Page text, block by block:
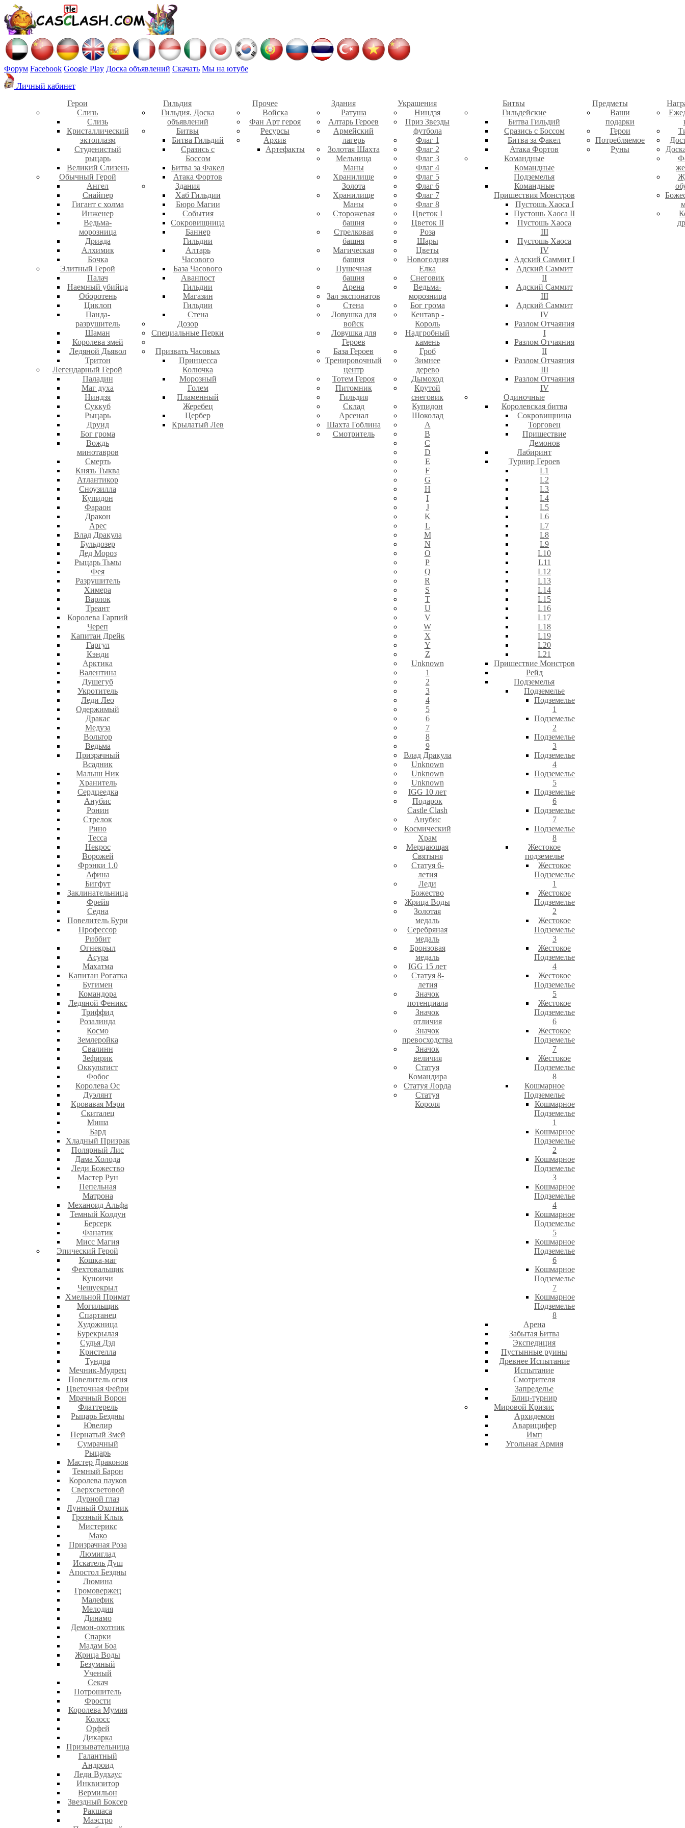
Форум Facebook Google Play Доска объявлений Скачать Мы на ютубе
Личный кабинет
Герои
Слизь
Слизь
Кристаллический
эктоплазм
Студенистый
рыцарь
Великий Слизень
Обычный Герой
Ангел
Снайпер
Гигант с холма
Инженер
Ведьма-
морозница
Дриада
Алхимик
Бочка
Элитный Герой
Палач
Наемный убийца
Оборотень
Циклоп
Панда-
разрушитель
Шаман
Королева змей
Ледяной Дьявол
Тритон
Легендарный Герой
Паладин
Маг духа
Ниндзя
Суккуб
Рыцарь
Друид
Бог грома
Вождь
минотавров
Смерть
Князь Тыква
Атлантикор
Сноузилла
Купидон
Фараон
Дракон
Арес
Влад Дракула
Бульдозер
Дед Мороз
Рыцарь Тьмы
Фея
Разрушитель
Химера
Варлок
Треант
Королева Гарпий
Череп
Капитан Дрейк
Гаргул
Кэнди
Арктика
Валентина
Душегуб
Укротитель
Леди Лео
Одержимый
Дракас
Медуза
Вольтор
Ведьма
Призрачный
Всадник
Малыш Ник
Хранитель
Сердцеедка
Анубис
Ронин
Стрелок
Рино
Тесса
Некрос
Ворожей
Фрэнки 1.0
Афина
Бигфут
Заклинательница
Фрейя
Седна
Повелитель Бури
Профеcсор
Риббит
Огнекрыл
Асура
Махатма
Капитан Рогатка
Бугимен
Командора
Ледяной Феникс
Триффид
Розалинда
Космо
Землеройка
Свалинн
Зефирик
Оккультист
Фобос
Королева Ос
Дуэлянт
Кровавая Мэри
Скиталец
Миша
Бард
Хладный Призрак
Полярный Лис
Дама Холода
Леди Божество
Мастер Рун
Пепельная
Матрона
Механоид Альфа
Темный Колдун
Берсерк
Фанатик
Мисс Магия
Эпический Герой
Кошка-маг
Фехтовальщик
Куноичи
Чешуекрыл
Хмельной Примат
Могильщик
Спартанец
Художница
Бурекрылая
Судья Дэд
Кристелла
Тундра
Мечник-Мудрец
Повелитель огня
Цветочная Фейри
Мрачный Ворон
Флаттерель
Рыцарь Бездны
Ювелир
Пернатый Змей
Сумрачный
Рыцарь
Мастер Драконов
Темный Барон
Королева пауков
Сверхсветовой
Дурной глаз
Лунный Охотник
Грозный Клык
Мистерикс
Мако
Призрачная Роза
Люмиглад
Искатель Душ
Апостол Бездны
Люмина
Громовержец
Малефик
Мелодия
Динамо
Демон-охотник
Спарки
Мадам Боа
Жрица Воды
Безумный
Ученый
Секач
Потрошитель
Фрости
Королева Мумия
Колосс
Орфей
Дикарка
Призывательница
Галантный
Андроид
Леди Вудхаус
Инквизитор
Вермильон
Звездный Боксер
Ракшаса
Маэстро
Гильдия
Гильдия. Доска
объявлений
Битвы
Битва Гильдий
Сразись с
Боссом
Битва за Факел
Атака Фортов
Здания
Хаб Гильдии
Бюро Магии
События
Сокровищница
Баннер
Гильдии
Алтарь
Часового
База Часового
Аванпост
Гильдии
Магазин
Гильдии
Стена
Дозор
Специальные Перки
Призвать Часовых
Принцесса
Колючка
Морозный
Голем
Пламенный
Жеребец
Цербер
Крылатый Лев
Прочее
Войска
Фан Арт героя
Ресурсы
Архив
Артефакты
Здания
Ратуша
Алтарь Героев
Армейский
лагерь
Золотая Шахта
Мельница
Маны
Хранилище
Золота
Хранилище
Маны
Сторожевая
башня
Стрелковая
башня
Магическая
башня
Пушечная
башня
Арена
Зал экспонатов
Стена
Ловушка для
войск
Ловушка для
Героев
База Героев
Тренировочный
центр
Тотем Героя
Питомник
Гильдия
Склад
Арсенал
Шахта Гоблина
Смотритель
Украшения
Ниндзя
Приз Звезды
футбола
Флаг 1
Флаг 2
Флаг 3
Флаг 4
Флаг 5
Флаг 6
Флаг 7
Флаг 8
Цветок I
Цветок II
Роза
Шары
Цветы
Новогодняя
Елка
Снеговик
Ведьма-
морозница
Бог грома
Кентавр -
Король
Надгробный
камень
Гроб
Зимнее
дерево
Дымоход
Крутой
снеговик
Купидон
Шоколад
A
B
C
D
E
F
G
H
I
J
K
L
M
N
O
P
Q
R
S
T
U
V
W
X
Y
Z
Unknown
1
2
3
4
5
6
7
8
9
Влад Дракула
Unknown
Unknown
Unknown
IGG 10 лет
Подарок
Castle Clash
Анубис
Космический
Храм
Мерцающая
Святыня
Статуя 6-
летия
Леди
Божество
Жрица Воды
Золотая
медаль
Серебряная
медаль
Бронзовая
медаль
IGG 15 лет
Статуя 8-
летия
Значок
потенциала
Значок
отличия
Значок
превосходства
Значок
величия
Статуя
Командира
Статуя Лорда
Статуя
Короля
Битвы
Гильдейские
Битва Гильдий
Сразись с Боссом
Битва за Факел
Атака Фортов
Командные
Командные
Подземелья
Командные
Пришествия Монстров
Пустошь Хаоса I
Пустошь Хаоса II
Пустошь Хаоса
III
Пустошь Хаоса
IV
Адский Саммит I
Адский Саммит
II
Адский Саммит
III
Адский Саммит
IV
Разлом Отчаяния
I
Разлом Отчаяния
II
Разлом Отчаяния
III
Разлом Отчаяния
IV
Одиночные
Королевская битва
Сокровищница
Торговец
Пришествие
Демонов
Лабиринт
Турнир Героев
L1
L2
L3
L4
L5
L6
L7
L8
L9
L10
L11
L12
L13
L14
L15
L16
L17
L18
L19
L20
L21
Пришествие Монстров
Рейд
Подземелья
Подземелье
Подземелье
1
Подземелье
2
Подземелье
3
Подземелье
4
Подземелье
5
Подземелье
6
Подземелье
7
Подземелье
8
Жестокое
подземелье
Жестокое
Подземелье
1
Жестокое
Подземелье
2
Жестокое
Подземелье
3
Жестокое
Подземелье
4
Жестокое
Подземелье
5
Жестокое
Подземелье
6
Жестокое
Подземелье
7
Жестокое
Подземелье
8
Кошмарное
Подземелье
Кошмарное
Подземелье
1
Кошмарное
Подземелье
2
Кошмарное
Подземелье
3
Кошмарное
Подземелье
4
Кошмарное
Подземелье
5
Кошмарное
Подземелье
6
Кошмарное
Подземелье
7
Кошмарное
Подземелье
8
Арена
Забытая Битва
Экспедиция
Пустынные руины
Древнее Испытание
Испытание
Смотрителя
Запределье
Блиц-турнир
Мировой Кризис
Архидемон
Аварицифер
Имп
Угольная Армия
Предметы
Ваши
подарки
Герои
Потребляемое
Руны